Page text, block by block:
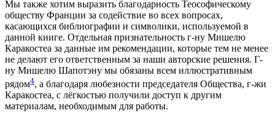
Мы также хотим выразить благодарность Теософическому
обществу Франции за содействие во всех вопросах,
касающихся библиографии и символики, используемой в
данной книге. Отдельная признательность г-ну Мишелю
Каракостеа за данные им рекомендации, которые тем не менее
не делают его ответственным за наши авторские решения. Г-
ну Мишелю Шапотэну мы обязаны всем иллюстративным
рядом4, а благодаря любезности председателя Общества, г-жи
Каракостеа, с лёгкостью получили доступ к другим
материалам, необходимым для работы.